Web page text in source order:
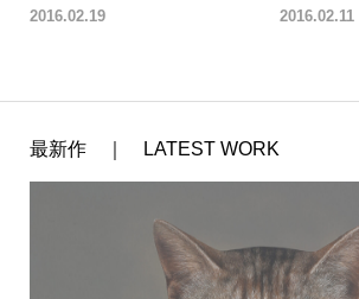
2016.02.19 2016.02.11
最新作 ｜ LATEST WORK